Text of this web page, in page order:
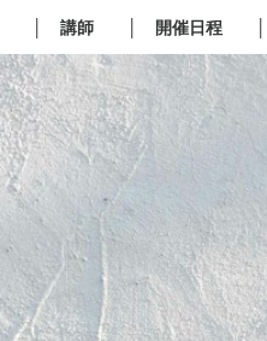
│ 講師 │ 開催日程